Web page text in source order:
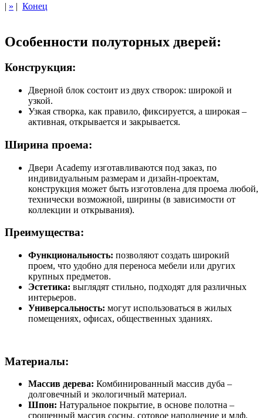
| » | Конец
Особенности полуторных дверей:
Конструкция:
Дверной блок состоит из двух створок: широкой и
узкой.
Узкая створка, как правило, фиксируется, а широкая –
активная, открывается и закрывается.
Ширина проема:
Двери Academy изготавливаются под заказ, по
индивидуальным размерам и дизайн-проектам,
конструкция может быть изготовлена для проема любой,
технически возможной, ширины (в зависимости от
коллекции и открывания).
Преимущества:
Функциональность: позволяют создать широкий
проем, что удобно для переноса мебели или других
крупных предметов.
Эстетика: выглядят стильно, подходят для различных
интерьеров.
Универсальность: могут использоваться в жилых
помещениях, офисах, общественных зданиях.
Материалы:
Массив дерева: Комбинированный массив дуба –
долговечный и экологичный материал.
Шпон: Натуральное покрытие, в основе полотна –
срощенный массив сосны, сотовое наполнение и мдф.